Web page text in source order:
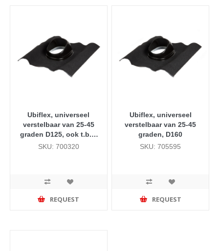
Ubiflex, universeel
verstelbaar van 25-45
graden D125, ook t.b.v.
rookgas D80/125
SKU: 700320
REQUEST
Ubiflex, universeel
verstelbaar van 25-45
graden, D160
SKU: 705595
REQUEST